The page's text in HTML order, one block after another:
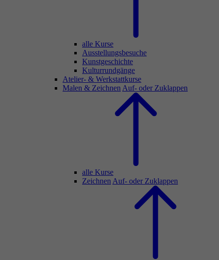
alle Kurse
Ausstellungsbesuche
Kunstgeschichte
Kulturrundgänge
Atelier- & Werkstattkurse
Malen & Zeichnen Auf- oder Zuklappen
alle Kurse
Zeichnen Auf- oder Zuklappen